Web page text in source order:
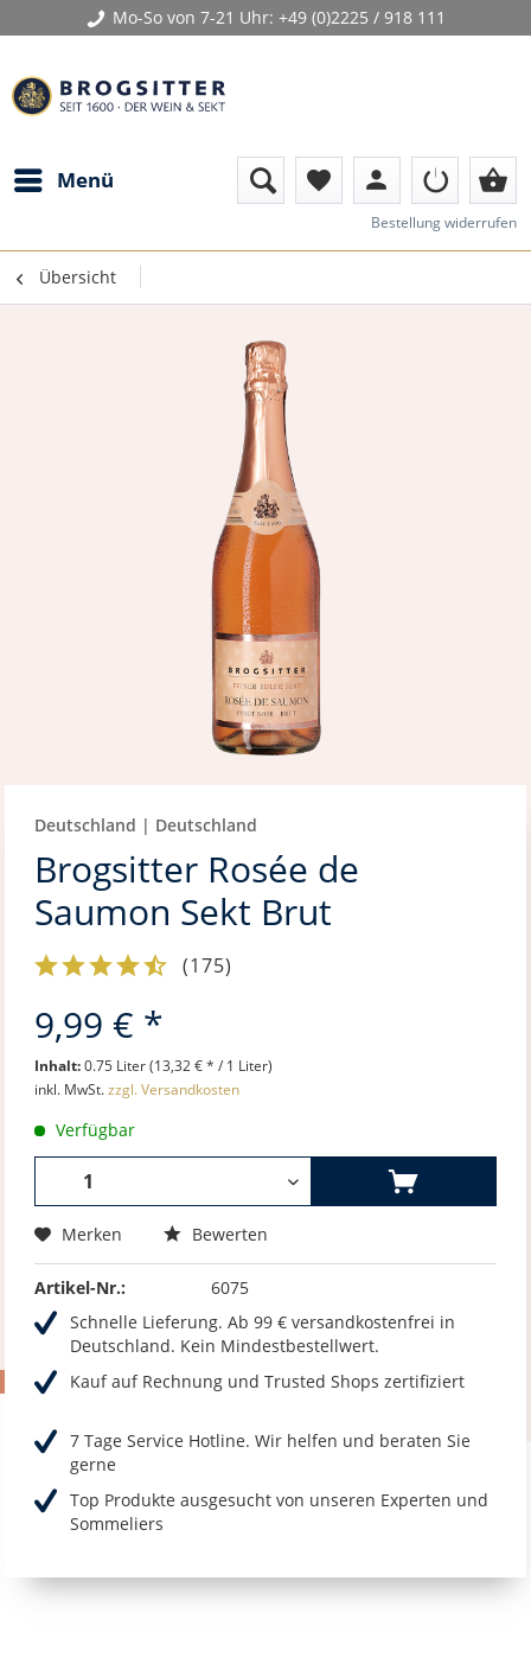
Mo-So von 7-21 Uhr: +49 (0)2225 / 918 111
Menü favorite person shopping_basket
Bestellung widerrufen
Übersicht
Deutschland | Deutschland
Brogsitter Rosée de
Saumon Sekt Brut
(175)
9,99 € *
Inhalt:0.75 Liter (13,32 € * / 1 Liter)
inkl. MwSt.zzgl. Versandkosten
Verfügbar
Merken Bewerten
Artikel-Nr.:
6075
Schnelle Lieferung. Ab 99 € versandkostenfrei in
Deutschland. Kein Mindestbestellwert.
Kauf auf Rechnung und Trusted Shops zertifiziert
7 Tage Service Hotline. Wir helfen und beraten Sie
gerne
Top Produkte ausgesucht von unseren Experten und
Sommeliers